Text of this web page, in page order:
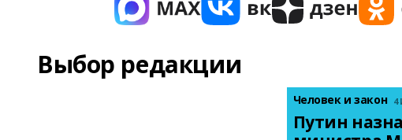
Выбор редакции
Человек и закон 4
Путин